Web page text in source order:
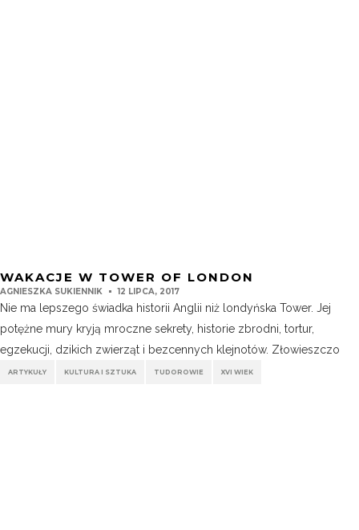
WAKACJE W TOWER OF LONDON
AGNIESZKA SUKIENNIK 12 LIPCA, 2017
Nie ma lepszego świadka historii Anglii niż londyńska Tower. Jej
potężne mury kryją mroczne sekrety, historie zbrodni, tortur,
egzekucji, dzikich zwierząt i bezcennych klejnotów. Złowieszczo
ARTYKUŁY KULTURA I SZTUKA TUDOROWIE XVI WIEK